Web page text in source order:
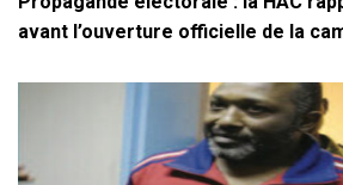
avant l’ouverture officielle de la